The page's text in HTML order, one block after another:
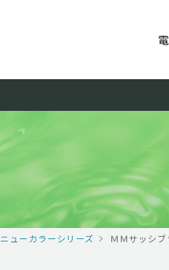
ニューカラーシリーズ ＭＭサッシブ